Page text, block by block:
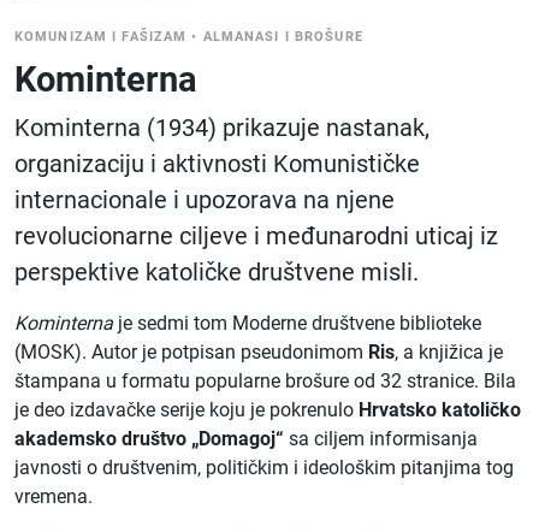
KOMUNIZAM I FAŠIZAM • ALMANASI I BROŠURE
Kominterna
Kominterna (1934) prikazuje nastanak,
organizaciju i aktivnosti Komunističke
internacionale i upozorava na njene
revolucionarne ciljeve i međunarodni uticaj iz
perspektive katoličke društvene misli.
Kominterna je sedmi tom Moderne društvene biblioteke
(MOSK). Autor je potpisan pseudonimom Ris, a knjižica je
štampana u formatu popularne brošure od 32 stranice. Bila
je deo izdavačke serije koju je pokrenulo Hrvatsko katoličko
akademsko društvo „Domagoj“ sa ciljem informisanja
javnosti o društvenim, političkim i ideološkim pitanjima tog
vremena.